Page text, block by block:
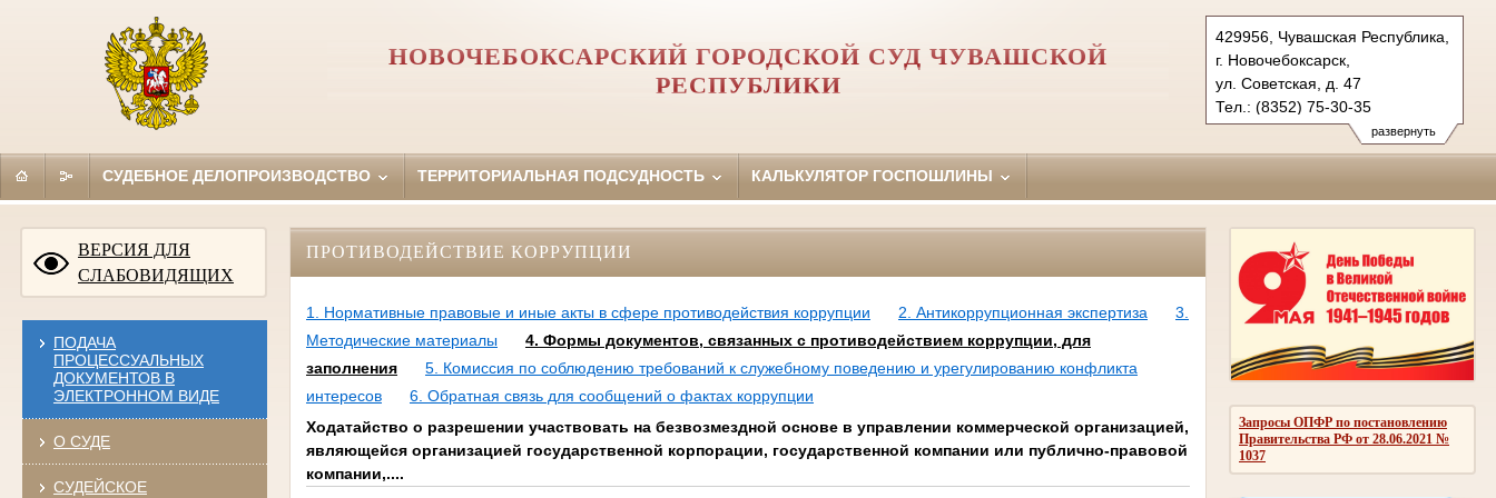
развернуть
429956, Чувашская Республика,
г. Новочебоксарск,
ул. Советская, д. 47
Тел.: (8352) 75-30-35
novocheboksarsky.chv@sudrf.ru
НОВОЧЕБОКСАРСКИЙ ГОРОДСКОЙ СУД ЧУВАШСКОЙ
РЕСПУБЛИКИ
СУДЕБНОЕ ДЕЛОПРОИЗВОДСТВО ТЕРРИТОРИАЛЬНАЯ ПОДСУДНОСТЬ КАЛЬКУЛЯТОР ГОСПОШЛИНЫ
ВЕРСИЯ ДЛЯ
СЛАБОВИДЯЩИХ
ПОДАЧА
ПРОЦЕССУАЛЬНЫХ
ДОКУМЕНТОВ В
ЭЛЕКТРОННОМ ВИДЕ
О СУДЕ
СУДЕЙСКОЕ
Запросы ОПФР по постановлению
Правительства РФ от 28.06.2021 №
1037
ПРОТИВОДЕЙСТВИЕ КОРРУПЦИИ
1. Нормативные правовые и иные акты в сфере противодействия коррупции 2. Антикоррупционная экспертиза
3.
Методические материалы
4. Формы документов, связанных с противодействием коррупции, для
заполнения
5. Комиссия по соблюдению требований к служебному поведению и урегулированию конфликта
интересов
6. Обратная связь для сообщений о фактах коррупции
Ходатайство о разрешении участвовать на безвозмездной основе в управлении коммерческой организацией,
являющейся организацией государственной корпорации, государственной компании или публично-правовой
компании,....